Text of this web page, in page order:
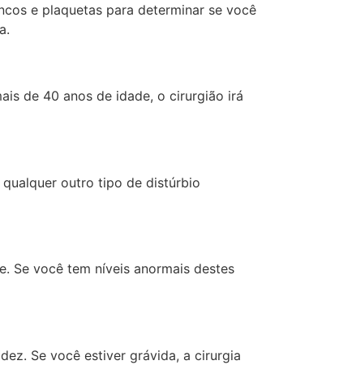
e plaquetas para determinar se você
de 40 anos de idade, o cirurgião irá
qualquer outro tipo de distúrbio
Se você tem níveis anormais destes
Se você estiver grávida, a cirurgia